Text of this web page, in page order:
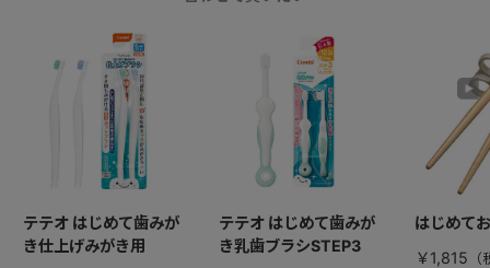
テテオ はじめて歯みが
き仕上げみがき用
テテオ はじめて歯みが
き乳歯ブラシSTEP3
はじめて
￥1,815